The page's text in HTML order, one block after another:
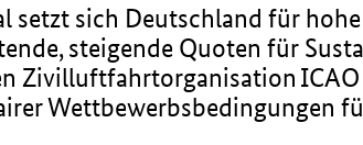
setzt sich Deutschland für
steigende Quoten für
Zivilluftfahrtorganisation
Wettbewerbsbedingungen